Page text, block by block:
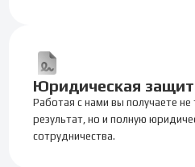
Юридическая
Работая с нами вы получаете не
результат, но и полную
сотрудничества.